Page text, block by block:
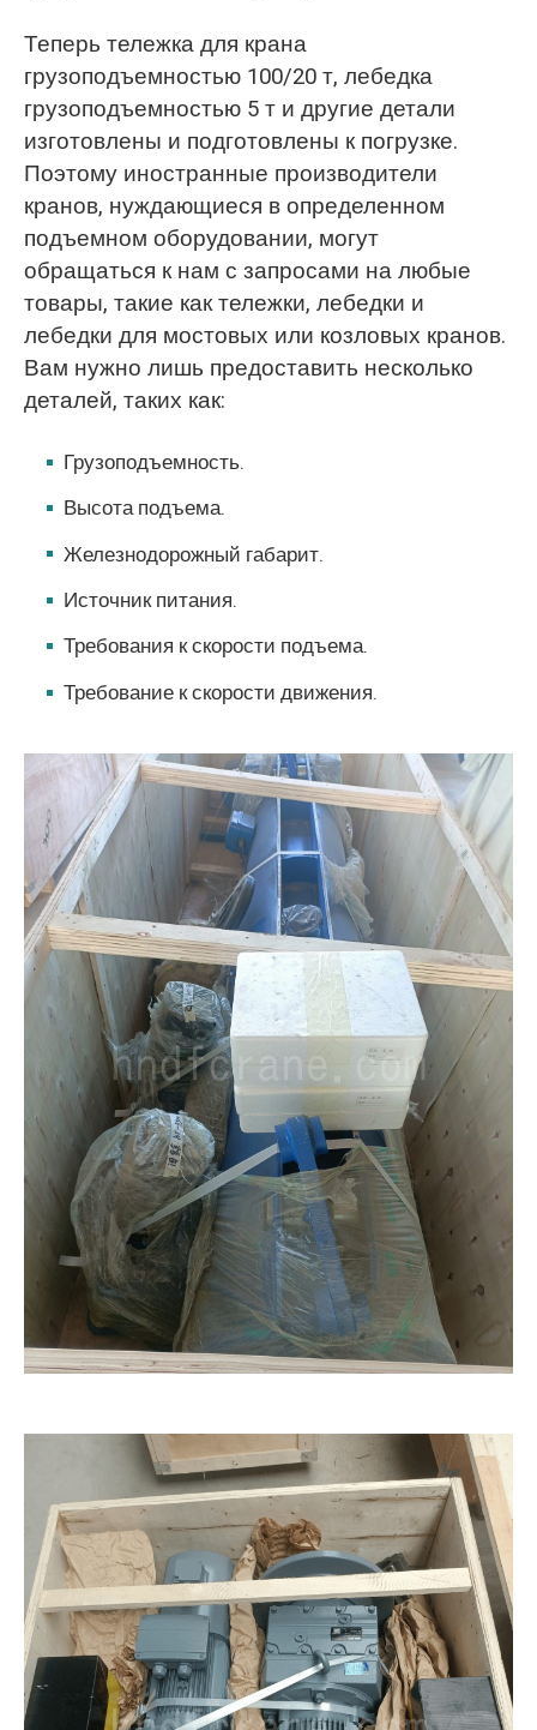
Теперь тележка для крана
грузоподъемностью 100/20 т, лебедка
грузоподъемностью 5 т и другие детали
изготовлены и подготовлены к погрузке.
Поэтому иностранные производители
кранов, нуждающиеся в определенном
подъемном оборудовании, могут
обращаться к нам с запросами на любые
товары, такие как тележки, лебедки и
лебедки для мостовых или козловых кранов.
Вам нужно лишь предоставить несколько
деталей, таких как:
Грузоподъемность.
Высота подъема.
Железнодорожный габарит.
Источник питания.
Требования к скорости подъема.
Требование к скорости движения.